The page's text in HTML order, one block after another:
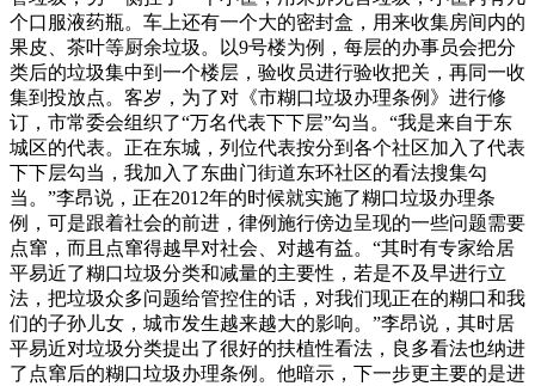
个口服液药瓶。车上还有一个大的密封盒，用来收集房间内的
果皮、茶叶等厨余垃圾。以9号楼为例，每层的办事员会把分
类后的垃圾集中到一个楼层，验收员进行验收把关，再同一收
集到投放点。客岁，为了对《市糊口垃圾办理条例》进行修
订，市常委会组织了“万名代表下下层”勾当。“我是来自于东
城区的代表。正在东城，列位代表按分到各个社区加入了代表
下下层勾当，我加入了东曲门街道东环社区的看法搜集勾
当。”李昂说，正在2012年的时候就实施了糊口垃圾办理条
例，可是跟着社会的前进，律例施行傍边呈现的一些问题需要
点窜，而且点窜得越早对社会、对越有益。“其时有专家给居
平易近了糊口垃圾分类和减量的主要性，若是不及早进行立
法，把垃圾众多问题给管控住的话，对我们现正在的糊口和我
们的子孙儿女，城市发生越来越大的影响。”李昂说，其时居
平易近对垃圾分类提出了很好的扶植性看法，良多看法也纳进
了点窜后的糊口垃圾办理条例。他暗示，下一步更主要的是进